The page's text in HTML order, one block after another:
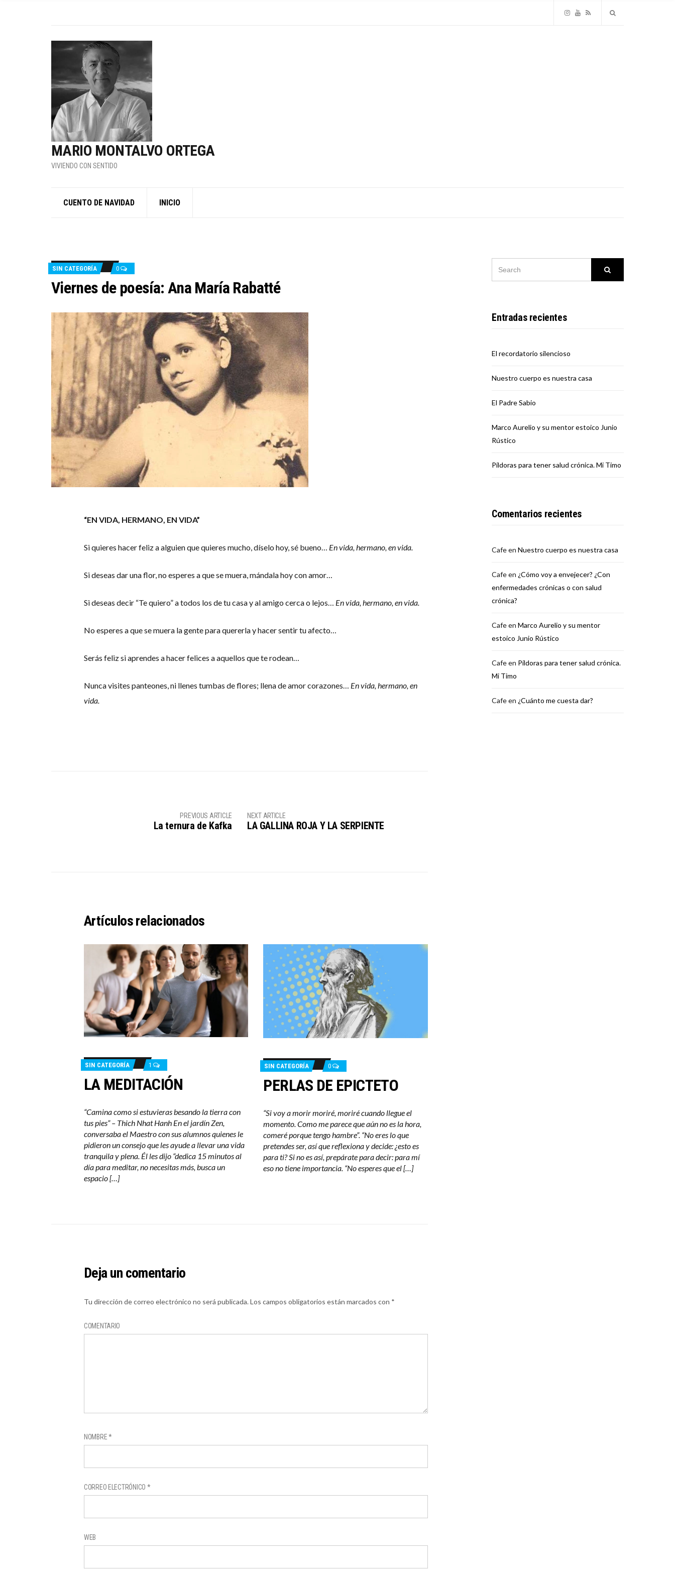
MARIO MONTALVO ORTEGA
VIVIENDO CON SENTIDO
CUENTO DE NAVIDAD INICIO
SIN CATEGORÍA 0
Viernes de poesía: Ana María Rabatté
“EN VIDA, HERMANO, EN VIDA”
Si quieres hacer feliz a alguien que quieres mucho, díselo hoy, sé bueno… En vida, hermano, en vida.
Si deseas dar una flor, no esperes a que se muera, mándala hoy con amor…
Si deseas decir “Te quiero” a todos los de tu casa y al amigo cerca o lejos… En vida, hermano, en vida.
No esperes a que se muera la gente para quererla y hacer sentir tu afecto…
Serás feliz si aprendes a hacer felices a aquellos que te rodean…
Nunca visites panteones, ni llenes tumbas de flores; llena de amor corazones… En vida, hermano, en
vida.
PREVIOUS ARTICLE
La ternura de Kafka
NEXT ARTICLE
LA GALLINA ROJA Y LA SERPIENTE
Artículos relacionados
SIN CATEGORÍA 1
LA MEDITACIÓN
“Camina como si estuvieras besando la tierra con
tus pies” – Thich Nhat Hanh En el jardín Zen,
conversaba el Maestro con sus alumnos quienes le
pidieron un consejo que les ayude a llevar una vida
tranquila y plena. Él les dijo “dedica 15 minutos al
día para meditar, no necesitas más, busca un
espacio […]
SIN CATEGORÍA 0
PERLAS DE EPICTETO
“Si voy a morir moriré, moriré cuando llegue el
momento. Como me parece que aún no es la hora,
comeré porque tengo hambre”. “No eres lo que
pretendes ser, así que reflexiona y decide: ¿esto es
para ti? Si no es así, prepárate para decir: para mí
eso no tiene importancia. “No esperes que el […]
Deja un comentario
Tu dirección de correo electrónico no será publicada.Los campos obligatorios están marcados con *
COMENTARIO
NOMBRE*
CORREO ELECTRÓNICO *
WEB
Entradas recientes
El recordatorio silencioso
Nuestro cuerpo es nuestra casa
El Padre Sabio
Marco Aurelio y su mentor estoico Junio
Rústico
Píldoras para tener salud crónica. Mi Timo
Comentarios recientes
CafeenNuestro cuerpo es nuestra casa
Cafeen ¿Cómo voy a envejecer? ¿Con
enfermedades crónicas o con salud
crónica?
CafeenMarco Aurelio y su mentor
estoico Junio Rústico
Cafeen Píldoras para tener salud crónica.
Mi Timo
Cafeen ¿Cuánto me cuesta dar?